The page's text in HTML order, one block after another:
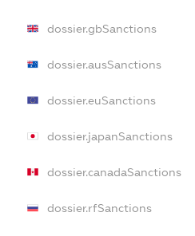
dossier.gbSanctions
dossier.ausSanctions
dossier.euSanctions
dossier.japanSanctions
dossier.canadaSanctions
dossier.rfSanctions